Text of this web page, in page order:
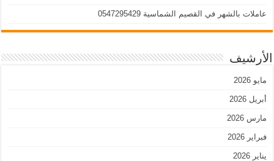
عاملات بالشهر في القصيم الشماسية 0547295429
الأرشيف
مايو 2026
أبريل 2026
مارس 2026
فبراير 2026
يناير 2026